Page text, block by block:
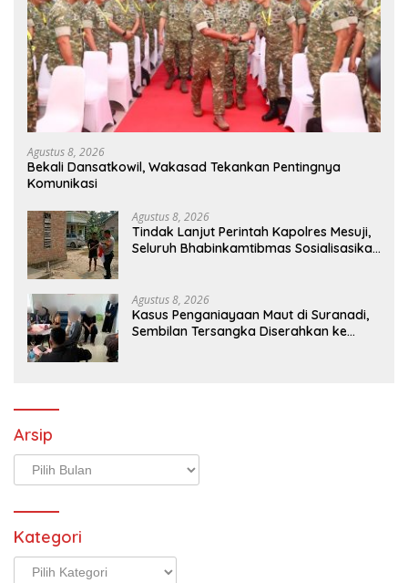
Agustus 8, 2026
Bekali Dansatkowil, Wakasad Tekankan Pentingnya
Komunikasi
Agustus 8, 2026
Tindak Lanjut Perintah Kapolres Mesuji,
Seluruh Bhabinkamtibmas Sosialisasikan
Agustus 8, 2026
Kasus Penganiayaan Maut di Suranadi,
Sembilan Tersangka Diserahkan ke
Arsip
Arsip
Kategori
Kategori